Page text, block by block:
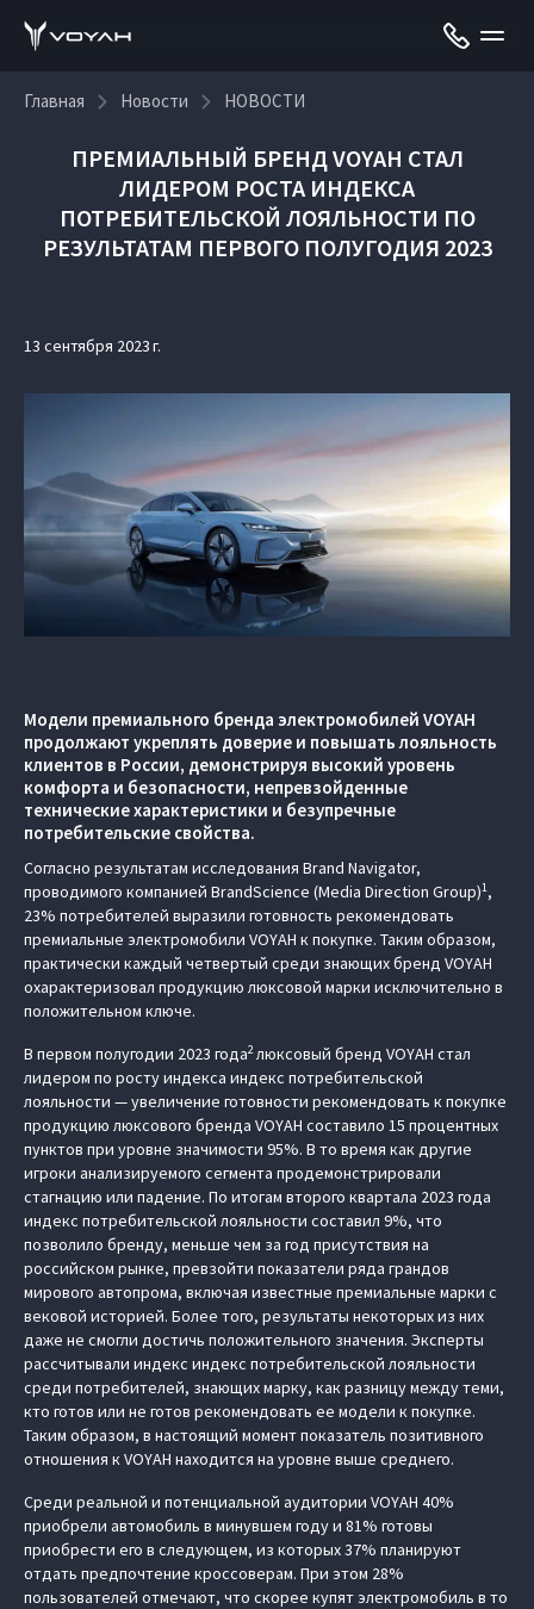
Главная Новости НОВОСТИ
ПРЕМИАЛЬНЫЙ БРЕНД VOYAH СТАЛ
ЛИДЕРОМ РОСТА ИНДЕКСА
ПОТРЕБИТЕЛЬСКОЙ ЛОЯЛЬНОСТИ ПО
РЕЗУЛЬТАТАМ ПЕРВОГО ПОЛУГОДИЯ 2023
13 сентября 2023 г.
Модели премиального бренда электромобилей VOYAH
продолжают укреплять доверие и повышать лояльность
клиентов в России, демонстрируя высокий уровень
комфорта и безопасности, непревзойденные
технические характеристики и безупречные
потребительские свойства.
Согласно результатам исследования Brand Navigator,
проводимого компанией BrandScience (Media Direction Group)1,
23% потребителей выразили готовность рекомендовать
премиальные электромобили VOYAH к покупке. Таким образом,
практически каждый четвертый среди знающих бренд VOYAH
охарактеризовал продукцию люксовой марки исключительно в
положительном ключе.
В первом полугодии 2023 года2люксовый бренд VOYAH стал
лидером по росту индекса индекс потребительской
лояльности — увеличение готовности рекомендовать к покупке
продукцию люксового бренда VOYAH составило 15 процентных
пунктов при уровне значимости 95%. В то время как другие
игроки анализируемого сегмента продемонстрировали
стагнацию или падение. По итогам второго квартала 2023 года
индекс потребительской лояльности составил 9%, что
позволило бренду, меньше чем за год присутствия на
российском рынке, превзойти показатели ряда грандов
мирового автопрома, включая известные премиальные марки с
вековой историей. Более того, результаты некоторых из них
даже не смогли достичь положительного значения. Эксперты
рассчитывали индекс индекс потребительской лояльности
среди потребителей, знающих марку, как разницу между теми,
кто готов или не готов рекомендовать ее модели к покупке.
Таким образом, в настоящий момент показатель позитивного
отношения к VOYAH находится на уровне выше среднего.
Среди реальной и потенциальной аудитории VOYAH 40%
приобрели автомобиль в минувшем году и 81% готовы
приобрести его в следующем, из которых 37% планируют
отдать предпочтение кроссоверам. При этом 28%
пользователей отмечают, что скорее купят электромобиль в то